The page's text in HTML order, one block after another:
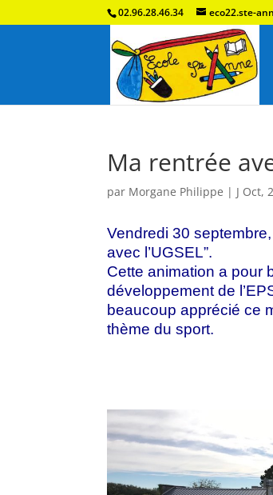
02.96.28.46.34 eco22.ste-
Ma rentrée
par Morgane Philippe | J Oct,
Vendredi 30
avec l’UGSEL”.
Cette animation a pour
développement de
beaucoup apprécié ce
thème du sport.